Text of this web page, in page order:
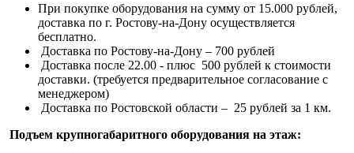
При покупке оборудования на сумму от 15.000 рублей,
доставка по г. Ростову-на-Дону осуществляется
бесплатно.
Доставка по Ростову-на-Дону – 700 рублей
Доставка после 22.00 - плюс 500 рублей к стоимости
доставки. (требуется предварительное согласование с
менеджером)
Доставка по Ростовской области – 25 рублей за 1 км.
Подъем крупногабаритного оборудования на этаж: